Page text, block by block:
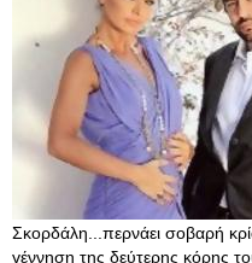
Σκορδάλη...περνάει σοβαρή
γέννηση της δεύτερης κόρης